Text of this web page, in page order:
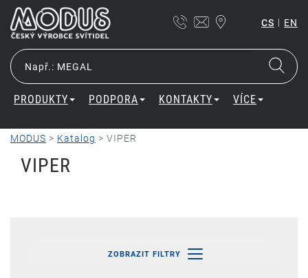
CS | EN
PRODUKTY PODPORA KONTAKTY VÍCE
MODUS > Katalog > VIPER
VIPER
ZOBRAZIT FILTRY